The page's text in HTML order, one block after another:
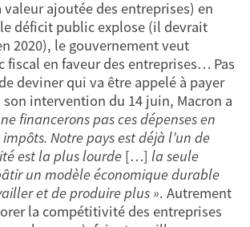
ajoutée des entreprises) en
déficit public explose (il devrait
2020), le gouvernement veut
fiscal en faveur des entreprises… Pas
deviner qui va être appelé à payer
son intervention du 14 juin, Macron a
financerons pas ces dépenses en
Notre pays est déjà l’un de
est la plus lourde […] la seule
un modèle économique durable
et de produire plus ». Autrement
la compétitivité des entreprises